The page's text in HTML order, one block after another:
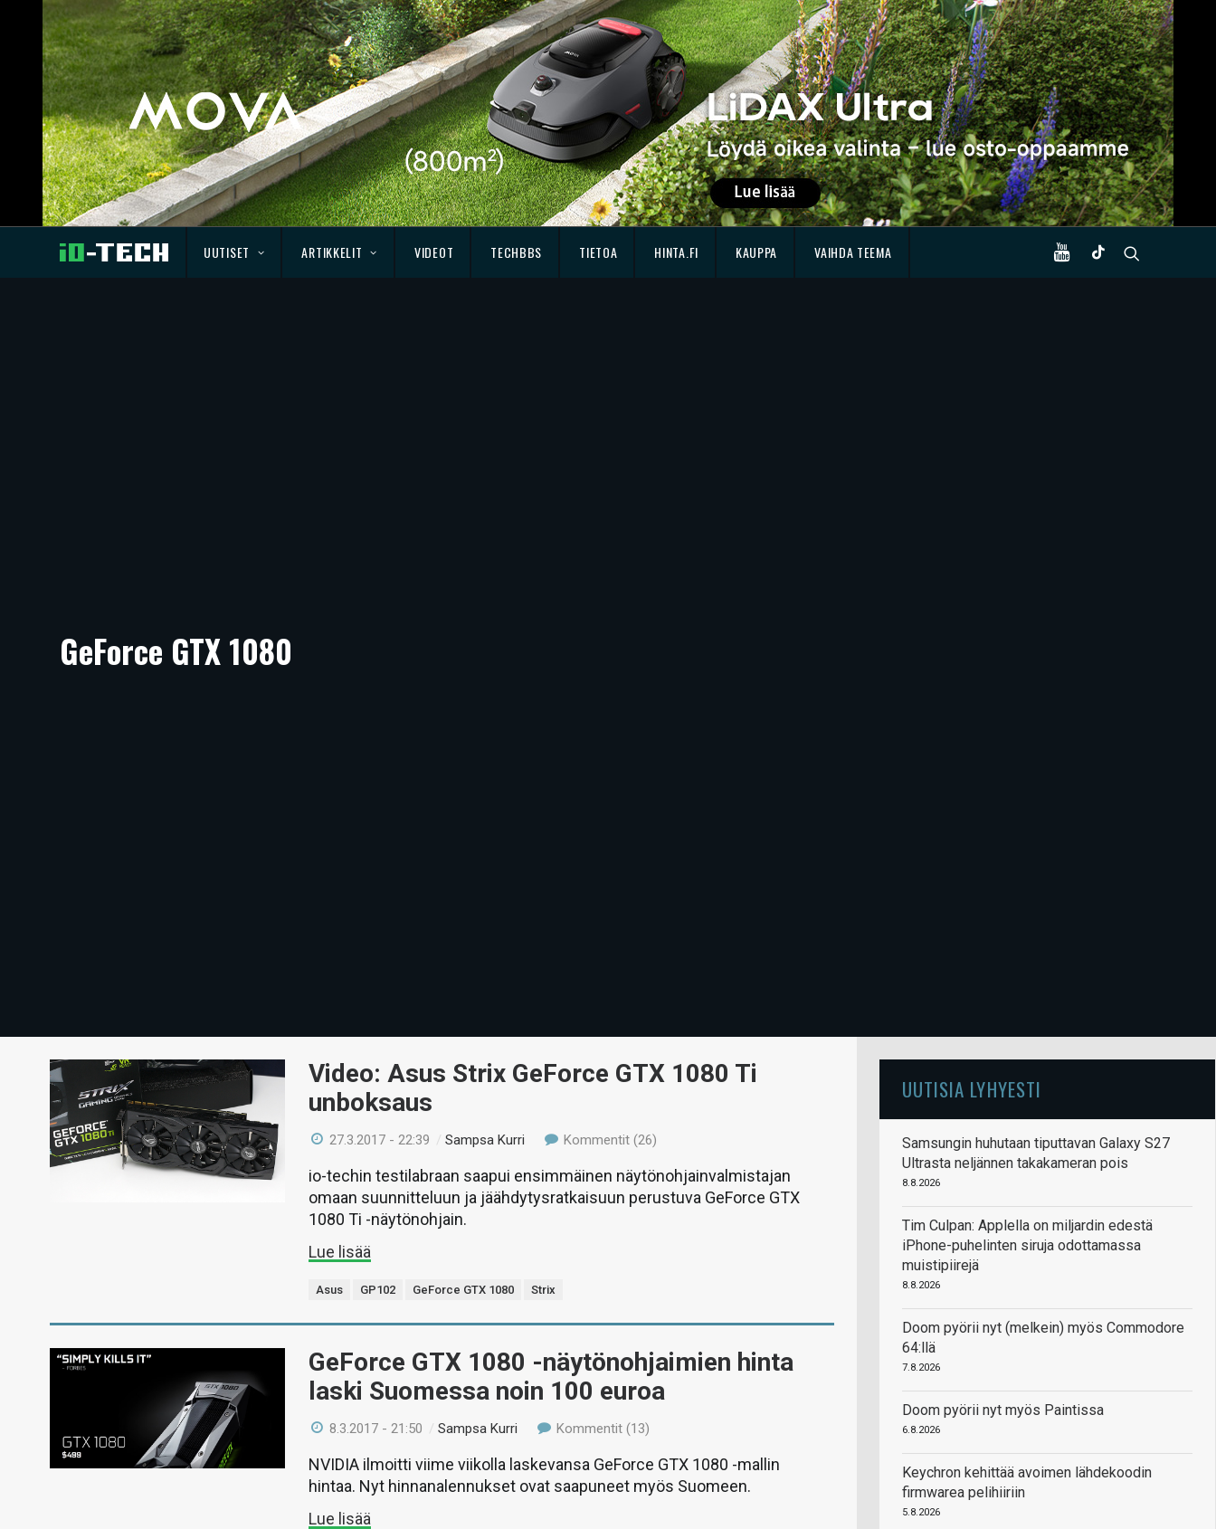
UUTISET ARTIKKELIT VIDEOT TECHBBS TIETOA HINTA.FI KAUPPA VAIHDA TEEMA
GeForce GTX 1080
Video: Asus Strix GeForce GTX 1080 Ti
unboksaus
27.3.2017 - 22:39 /Sampsa Kurri Kommentit (26)
io-techin testilabraan saapui ensimmäinen näytönohjainvalmistajan
omaan suunnitteluun ja jäähdytysratkaisuun perustuva GeForce GTX
1080 Ti -näytönohjain.
Lue lisää
Asus GP102 GeForce GTX 1080 Strix
GeForce GTX 1080 -näytönohjaimien hinta
laski Suomessa noin 100 euroa
8.3.2017 - 21:50 /Sampsa Kurri Kommentit (13)
NVIDIA ilmoitti viime viikolla laskevansa GeForce GTX 1080 -mallin
hintaa. Nyt hinnanalennukset ovat saapuneet myös Suomeen.
Lue lisää
UUTISIA LYHYESTI
Samsungin huhutaan tiputtavan Galaxy S27
Ultrasta neljännen takakameran pois
8.8.2026
Tim Culpan: Applella on miljardin edestä
iPhone-puhelinten siruja odottamassa
muistipiirejä
8.8.2026
Doom pyörii nyt (melkein) myös Commodore
64:llä
7.8.2026
Doom pyörii nyt myös Paintissa
6.8.2026
Keychron kehittää avoimen lähdekoodin
firmwarea pelihiiriin
5.8.2026